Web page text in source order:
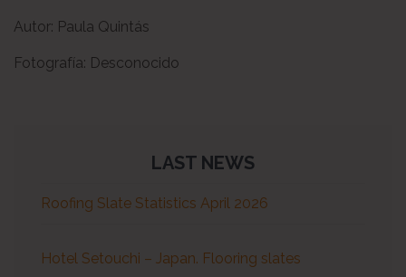
Autor: Paula Quintás
Fotografía: Desconocido
LAST NEWS
Roofing Slate Statistics April 2026
Hotel Setouchi – Japan. Flooring slates